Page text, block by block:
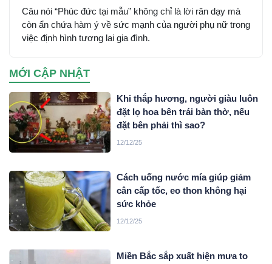
Câu nói “Phúc đức tại mẫu” không chỉ là lời răn dạy mà
còn ẩn chứa hàm ý về sức mạnh của người phụ nữ trong
việc định hình tương lai gia đình.
MỚI CẬP NHẬT
Khi thắp hương, người giàu luôn
đặt lọ hoa bên trái bàn thờ, nếu
đặt bên phải thì sao?
12/12/25
Cách uống nước mía giúp giảm
cân cấp tốc, eo thon không hại
sức khỏe
12/12/25
Miền Bắc sắp xuất hiện mưa to